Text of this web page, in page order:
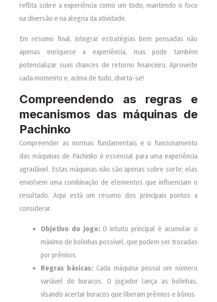
reflita sobre a experiência como um todo, mantendo o foco
na diversão e na alegria da atividade.
Em resumo final, integrar estratégias bem pensadas não
apenas enriquece a experiência, mas pode também
potencializar suas chances de retorno financeiro. Aproveite
cada momento e, acima de tudo, divirta-se!
Compreendendo as regras e
mecanismos das máquinas de
Pachinko
Compreender as normas fundamentais e o funcionamento
das máquinas de Pachinko é essencial para uma experiência
agradável. Estas máquinas não são apenas sobre sorte; elas
envolvem uma combinação de elementos que influenciam o
resultado. Aqui está um resumo dos principais pontos a
considerar.
Objetivo do jogo:O intuito principal é acumular o
máximo de bolinhas possível, que podem ser trocadas
por prêmios.
Regras básicas: Cada máquina possui um número
variável de buracos. O jogador lança as bolinhas,
visando acertar buracos que liberam prêmios e bônus.